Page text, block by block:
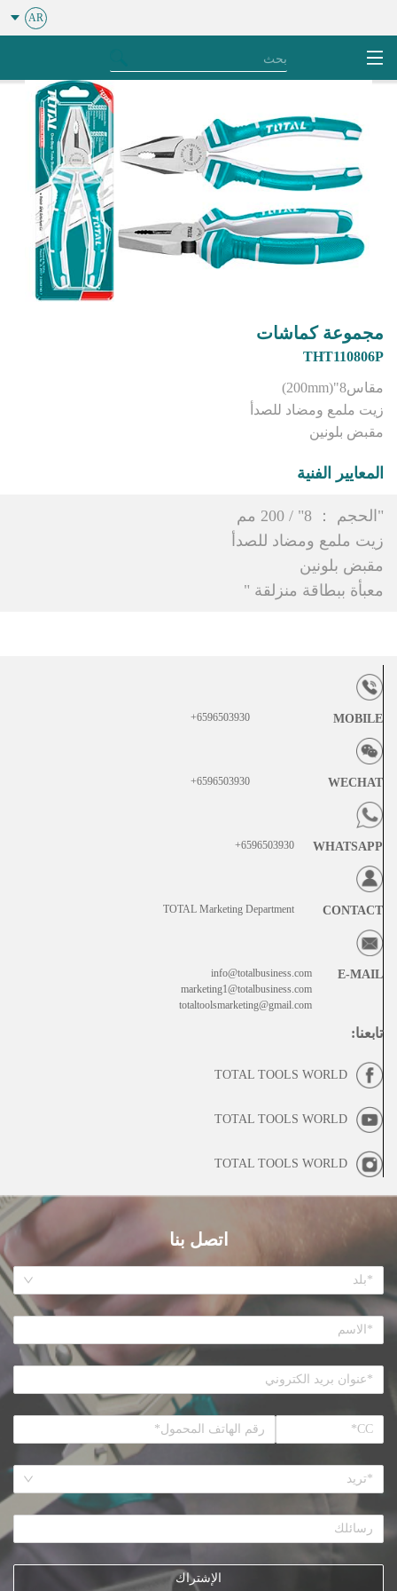
AR
مجموعة كماشات
THT110806P
مقاس8"(200mm)
زيت ملمع ومضاد للصدأ
مقبض بلونين
المعايير الفنية
"الحجم ： 8" / 200 مم
زيت ملمع ومضاد للصدأ
مقبض بلونين
معبأة ببطاقة منزلقة "
MOBILE
6596503930+
WECHAT
6596503930+
WHATSAPP
6596503930+
CONTACT
TOTAL Marketing Department
E-MAIL
info@totalbusiness.com
marketing1@totalbusiness.com
totaltoolsmarketing@gmail.com
تابعنا:
TOTAL TOOLS WORLD
TOTAL TOOLS WORLD
TOTAL TOOLS WORLD
اتصل بنا
*بلد
*تريد
الإشتراك